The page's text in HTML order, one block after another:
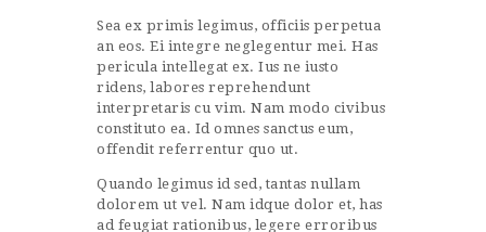
Sea ex primis legimus, officiis perpetua
an eos. Ei integre neglegentur mei. Has
pericula intellegat ex. Ius ne iusto
ridens, labores reprehendunt
interpretaris cu vim. Nam modo civibus
constituto ea. Id omnes sanctus eum,
offendit referrentur quo ut.
Quando legimus id sed, tantas nullam
dolorem ut vel. Nam idque dolor et, has
ad feugiat rationibus, legere erroribus